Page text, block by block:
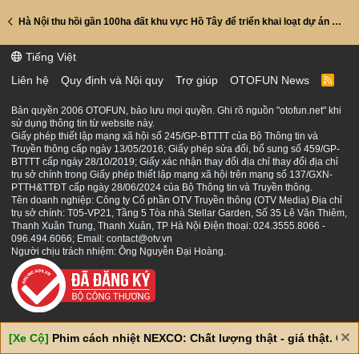
Hà Nội thu hồi gần 100ha đất khu vực Hồ Tây để triển khai loạt dự án hạ tầng lớn
Tiếng Việt
Liên hệ
Quy định và Nội quy Trợ giúp OTOFUN News
R
S
Bản quyền 2006 OTOFUN, bảo lưu mọi quyền. Ghi rõ nguồn "otofun.net" khi
sử dụng thông tin từ website này.
Giấy phép thiết lập mạng xã hội số 245/GP-BTTTT của Bộ Thông tin và
Truyền thông cấp ngày 13/05/2016; Giấy phép sửa đổi, bổ sung số 459/GP-
BTTTT cấp ngày 28/10/2019; Giấy xác nhận thay đổi địa chỉ thay đổi địa chỉ
trụ sở chính trong Giấy phép thiết lập mạng xã hội trên mạng số 137/GXN-
PTTH&TTĐT cấp ngày 28/06/2024 của Bộ Thông tin và Truyền thông.
Tên doanh nghiệp: Công ty Cổ phần OTV Truyền thông (OTV Media) Địa chỉ
trụ sở chính: T05-VP21, Tầng 5 Tòa nhà Stellar Garden, Số 35 Lê Văn Thiêm,
Thanh Xuân Trung, Thanh Xuân, TP Hà Nội Điện thoại: 024.3555.8066 -
096.494.6066; Email: contact@otv.vn
Người chịu trách nhiệm: Ông Nguyễn Đại Hoàng.
[Xe Cộ] Phim cách nhiệt NEXCO: Chất lượng thật - giá thật. Giá